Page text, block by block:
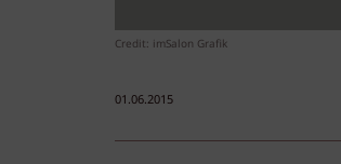
Credit: imSalon Grafik
01.06.2015